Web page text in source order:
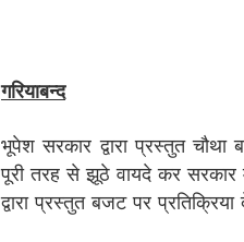
गरियाबन्द
भूपेश सरकार द्वारा प्रस्तुत
पूरी तरह से झूठे वायदे कर
द्वारा प्रस्तुत बजट पर